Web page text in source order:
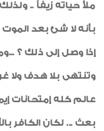
ملأ حياته زيفاً ..
بأنه لا شئ بعد
إذا وصل إلى ذلك ؟
وتنتهى بلا هدف ولا
عالم كله إمتحانات
بعث ... لكان الكافر